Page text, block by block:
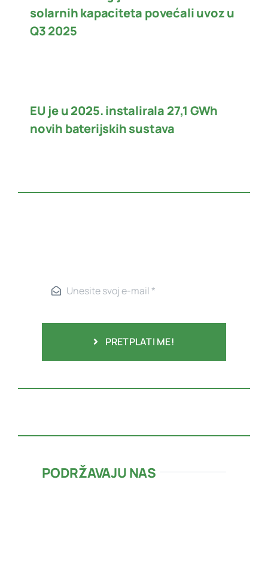
solarnih kapaciteta povećali uvoz u
Q3 2025
EU je u 2025. instalirala 27,1 GWh
novih baterijskih sustava
PRETPLATI ME!
PODRŽAVAJU NAS